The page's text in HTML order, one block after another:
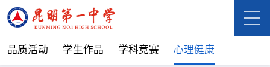
品质活动 学生作品 学科竞赛 心理健康